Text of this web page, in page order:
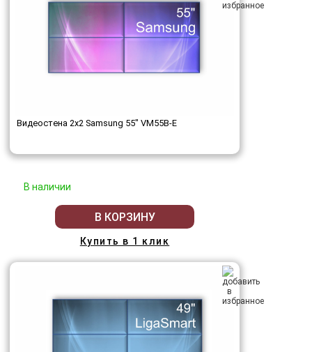
Видеостена 2x2 Samsung 55" VM55B-E
В наличии
В КОРЗИНУ
Купить в 1 клик